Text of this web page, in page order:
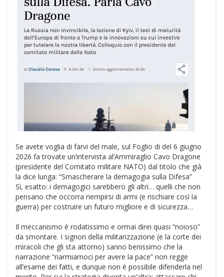
Se avete voglia di farvi del male, sul Foglio di del 6 giugno
2026 fa trovate un’intervista al’Ammiraglio Cavo Dragone
(presidente del Comitato militare NATO) dal titolo che già
la dice lunga: “Smascherare la demagogia sulla Difesa”
Sì, esatto: i demagogici sarebbero gli altri… quelli che non
pensano che occorra riempirsi di armi (e rischiare così la
guerra) per costruire un futuro migliore e di sicurezza…
Il meccanismo è rodatissimo e ormai direi quasi “noioso”
da smontare. I signori della militarizzazione (e la corte dei
miracoli che gli sta attorno) sanno benissimo che la
narrazione “riarmiamoci per avere la pace” non regge
all’esame dei fatti, e dunque non è possibile difenderla nel